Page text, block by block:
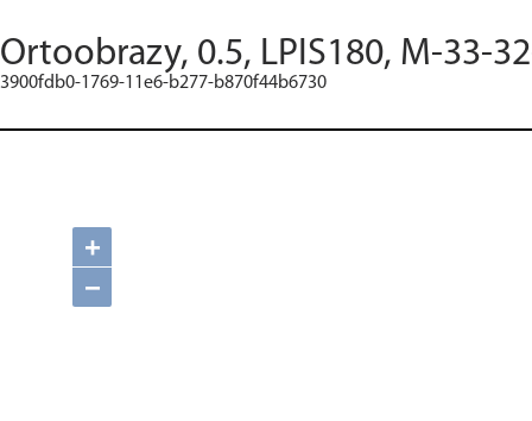
Ortoobrazy, 0.5, LPIS180, M-33-
3900fdb0-1769-11e6-b277-b870f44b6730
+
−